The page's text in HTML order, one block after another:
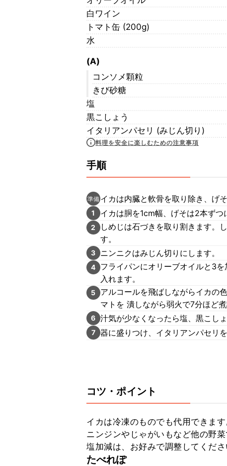
白ワイン
トマト缶 (200g)
水
(A)
コンソメ顆粒
きび砂糖
塩
黒こしょう
イタリアンパセリ (みじん切り)
料理を安全に楽しむための注意事項
手順
準備 イカは内臓と軟骨を取り除き、げ
1 イカは胴を1cm幅、げそは2本ずつ
2
しめじは石づきを取り割きます。
す。
3 ニンニクはみじん切りにします。
4
フライパンにオリーブオイルと3
入れます。
5
アルコールを飛ばしながらイカの
マトを 潰しながら弱火で7分ほど煮
6 汁気が少なくなったら塩、黒こし
7 器に盛りつけ、イタリアンパセリ
コツ・ポイント
イカは冷凍のものでも代用できます
ニンジンやじゃがいもなど他の野菜
塩加減は、お好みで調整してくださ
たべれぽ